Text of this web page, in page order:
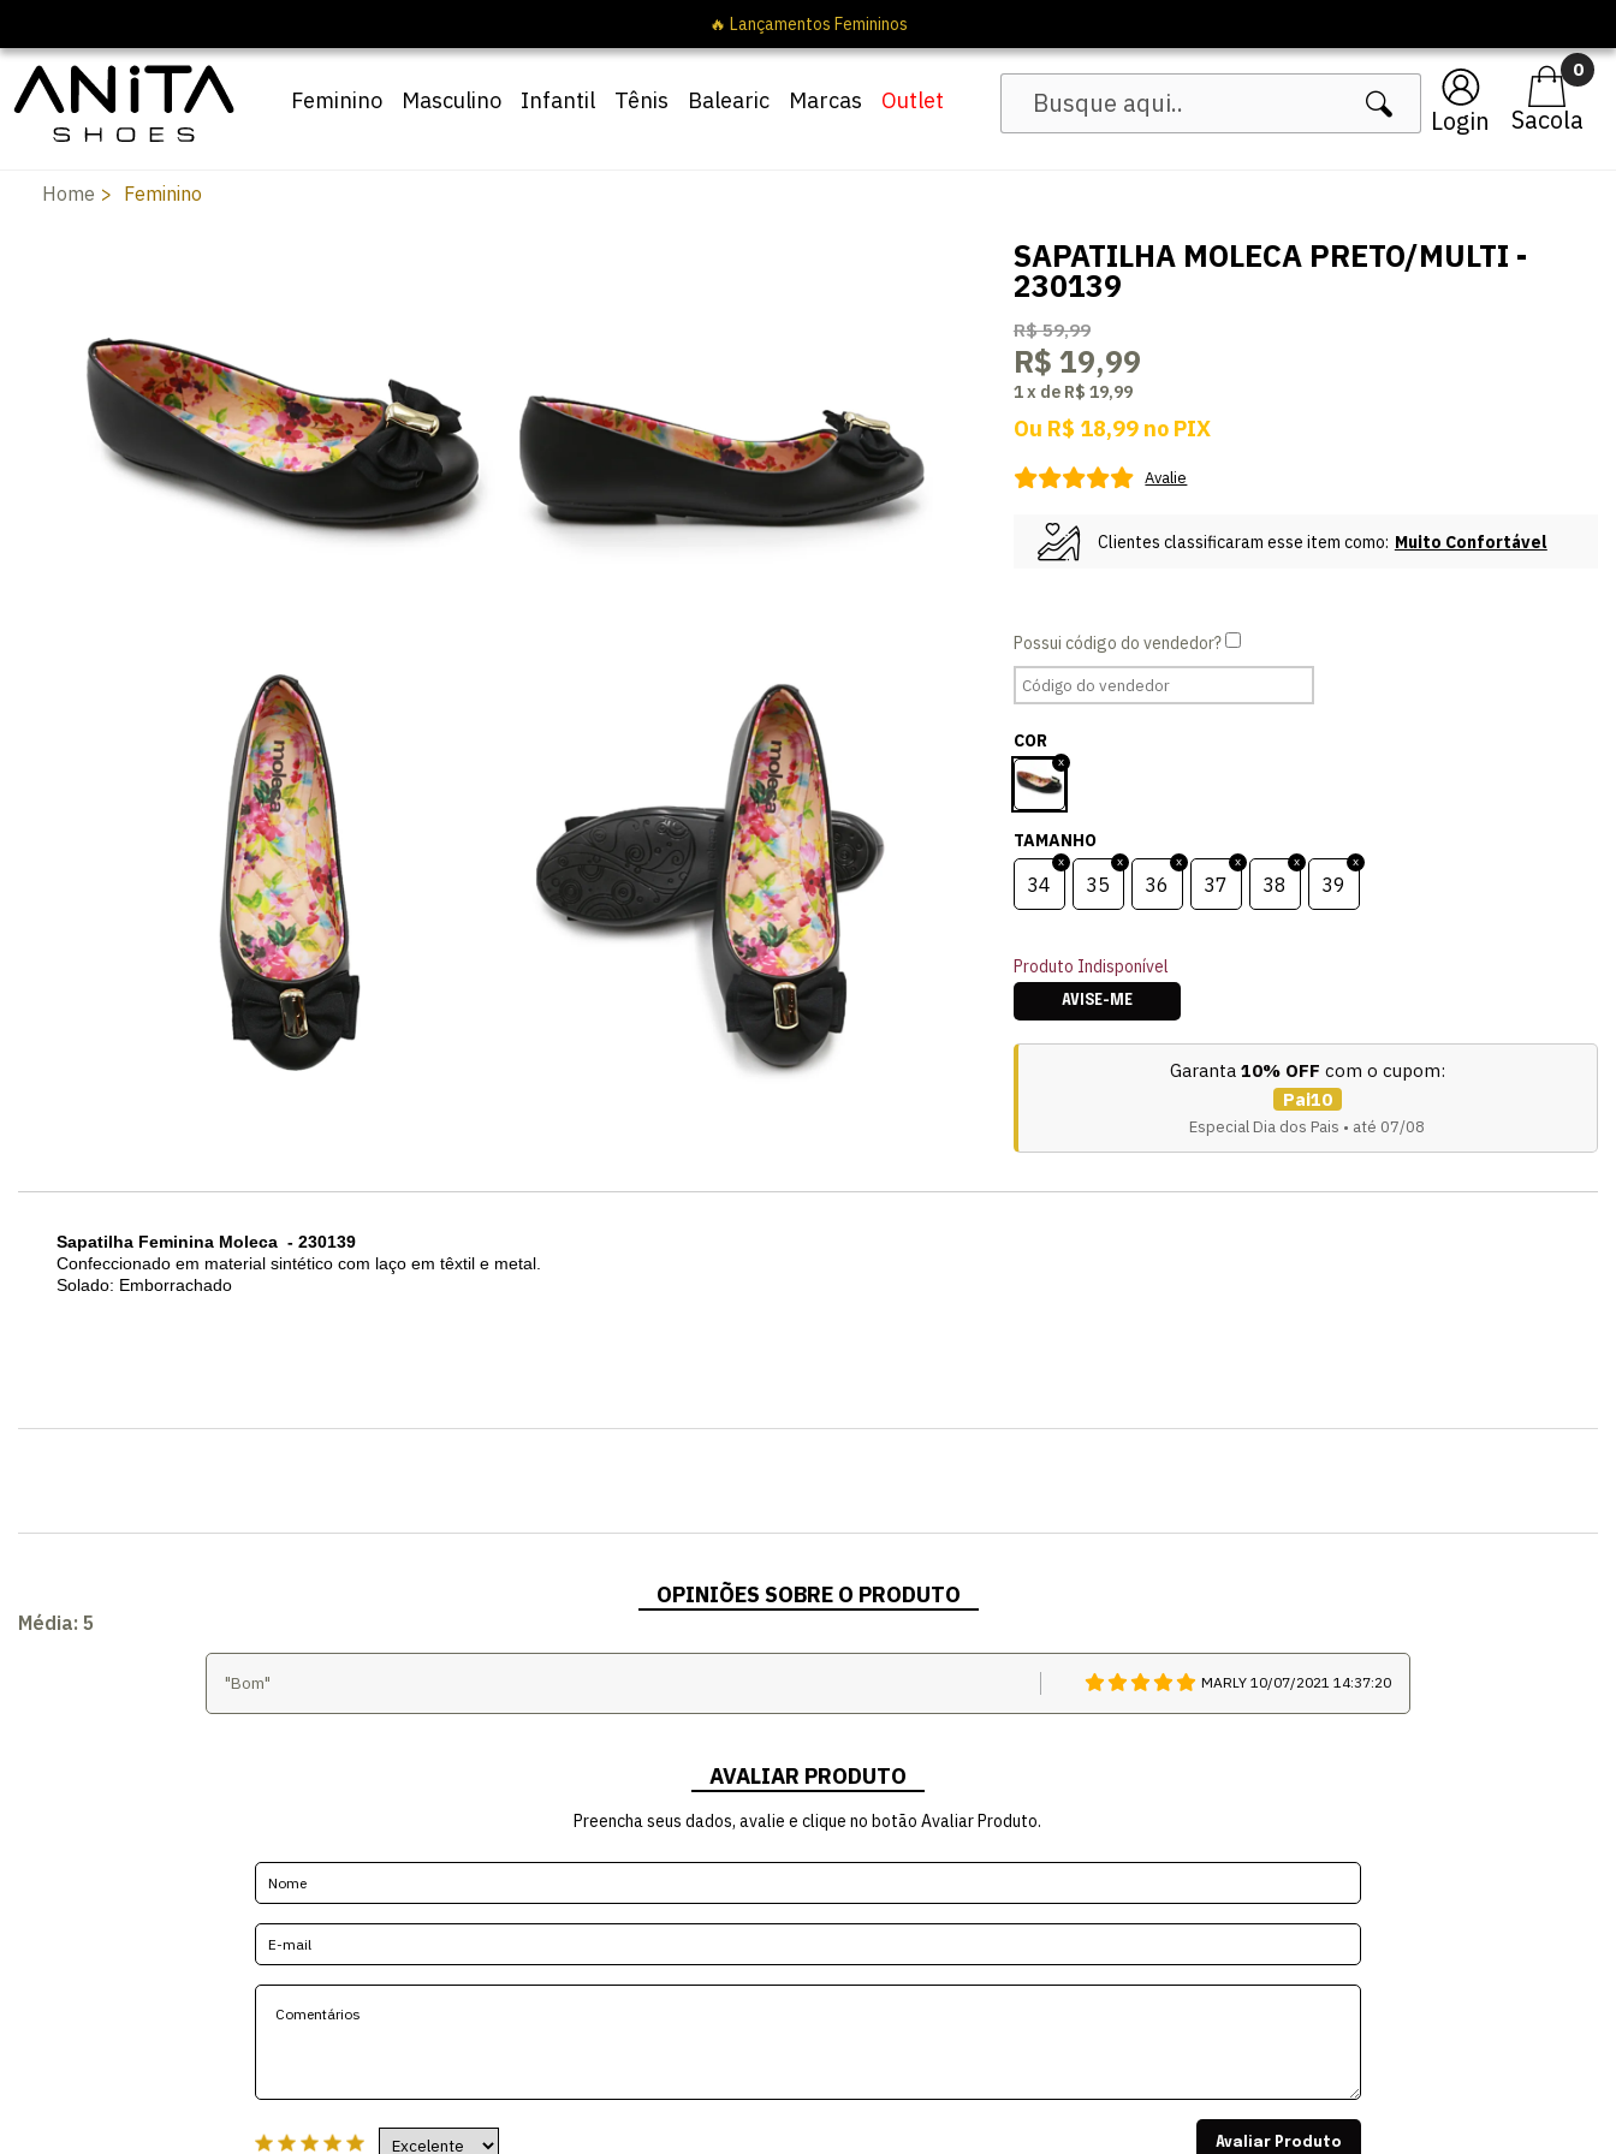
Login
0
Feminino Masculino Infantil Tênis Balearic Marcas Outlet
🔥 Lançamentos Femininos
Home Feminino
SAPATILHA MOLECA PRETO/MULTI -
230139
R$ 59,99
R$ 19,99
1x de R$ 19,99
Ou R$ 18,99 no PIX
Avalie
Clientes classificaram esse item como: Muito Confortável
COR
TAMANHO
34 35 36 37 38 39
Produto Indisponível
AVISE-ME
Garanta 10% OFF com o cupom:
Pai10
Especial Dia dos Pais • até 07/08
Sapatilha Feminina Moleca - 230139
Confeccionado em material sintético com laço em têxtil e metal.
Solado: Emborrachado
OPINIÕES SOBRE O PRODUTO
Média: 5
"Bom" MARLY 10/07/2021 14:37:20
AVALIAR PRODUTO
Preencha seus dados, avalie e clique no botão Avaliar Produto.
Avaliar Produto